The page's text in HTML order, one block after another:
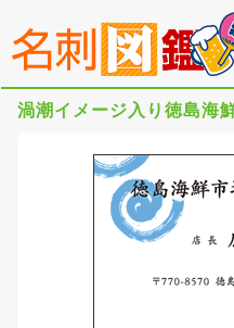
渦潮イメージ入り徳島海